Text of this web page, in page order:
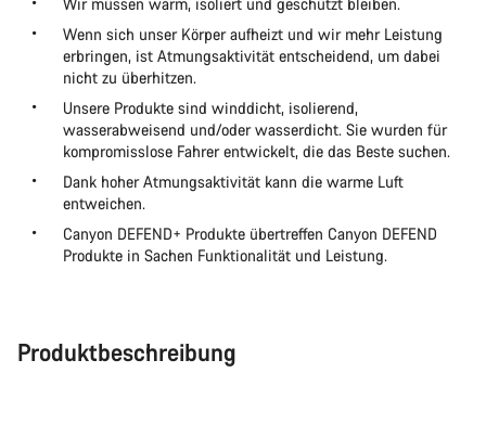
Wenn sich unser Körper aufheizt und wir mehr Leistung
erbringen, ist Atmungsaktivität entscheidend, um dabei
nicht zu überhitzen.
Unsere Produkte sind winddicht, isolierend,
wasserabweisend und/oder wasserdicht. Sie wurden für
kompromisslose Fahrer entwickelt, die das Beste suchen.
Dank hoher Atmungsaktivität kann die warme Luft
entweichen.
Canyon DEFEND+ Produkte übertreffen Canyon DEFEND
Produkte in Sachen Funktionalität und Leistung.
Produktbeschreibung